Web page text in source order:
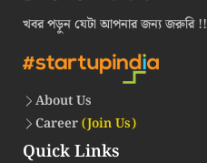
খবর পড়ুন যেটা আপনার জন্য জরুরি !!
About Us
Career(Join Us)
Quick Links